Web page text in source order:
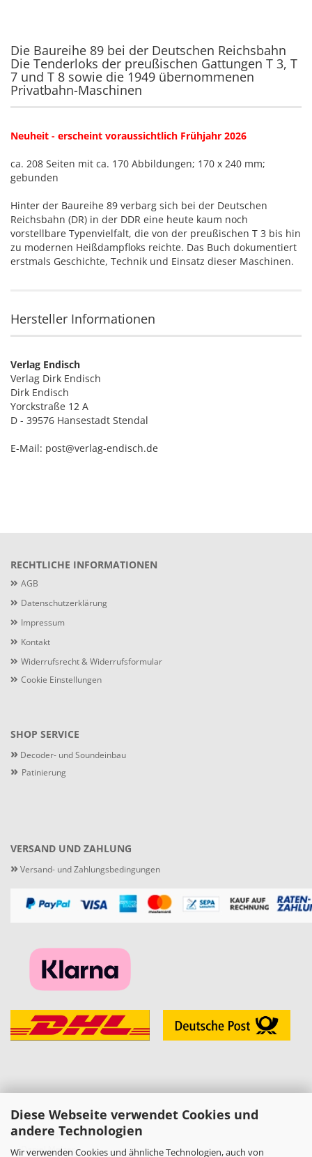
Diese Webseite verwendet Cookies und
andere Technologien
Wir verwenden Cookies und ähnliche Technologien, auch von
Die Baureihe 89 bei der Deutschen Reichsbahn
Die Tenderloks der preußischen Gattungen T 3, T
7 und T 8 sowie die 1949 übernommenen
Privatbahn-Maschinen
Neuheit - erscheint voraussichtlich Frühjahr 2026
ca. 208 Seiten mit ca. 170 Abbildungen; 170 x 240 mm;
gebunden
Hinter der Baureihe 89 verbarg sich bei der Deutschen
Reichsbahn (DR) in der DDR eine heute kaum noch
vorstellbare Typenvielfalt, die von der preußischen T 3 bis hin
zu modernen Heißdampfloks reichte. Das Buch dokumentiert
erstmals Geschichte, Technik und Einsatz dieser Maschinen.
Hersteller Informationen
Verlag Endisch
Verlag Dirk Endisch
Dirk Endisch
Yorckstraße 12 A
D - 39576 Hansestadt Stendal
E-Mail: post@verlag-endisch.de
RECHTLICHE INFORMATIONEN
AGB
Datenschutzerklärung
Impressum
Kontakt
Widerrufsrecht & Widerrufsformular
Cookie Einstellungen
SHOP SERVICE
» Decoder- und Soundeinbau
» Patinierung
VERSAND UND ZAHLUNG
» Versand- und Zahlungsbedingungen
KONTAKT
» Melzer Modellbau
Daniel Melzer